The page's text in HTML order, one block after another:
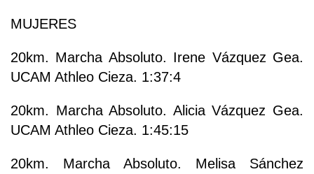
MUJERES
20km. Marcha Absoluto. Irene Vázquez Gea.
UCAM Athleo Cieza. 1:37:4
20km. Marcha Absoluto. Alicia Vázquez Gea.
UCAM Athleo Cieza. 1:45:15
20km. Marcha Absoluto. Melisa Sánchez